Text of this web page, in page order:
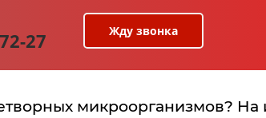
27​ Жду звонка
микроорганизмов? На